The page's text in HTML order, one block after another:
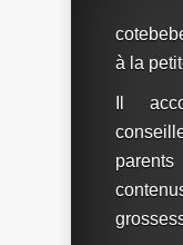
à la
Il